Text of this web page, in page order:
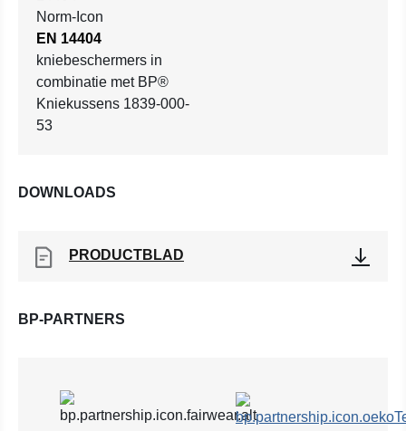
EN 14404
kniebeschermers in
combinatie met BP®
Kniekussens 1839-000-
53
DOWNLOADS
PRODUCTBLAD
BP-PARTNERS